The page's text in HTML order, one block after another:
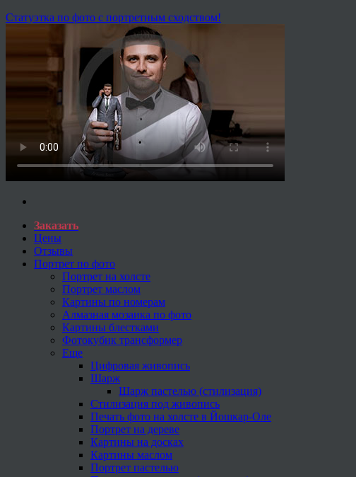
Статуэтка по фото с портретным сходством!
Заказать
Цены
Отзывы
Портрет по фото
Портрет на холсте
Портрет маслом
Картины по номерам
Алмазная мозаика по фото
Картины блестками
Фотокубик трансформер
Еще
Цифровая живопись
Шарж
Шарж пастелью (стилизация)
Стилизация под живопись
Печать фото на холсте в Йошкар-Оле
Портрет на дереве
Картины на досках
Картины маслом
Портрет пастелью